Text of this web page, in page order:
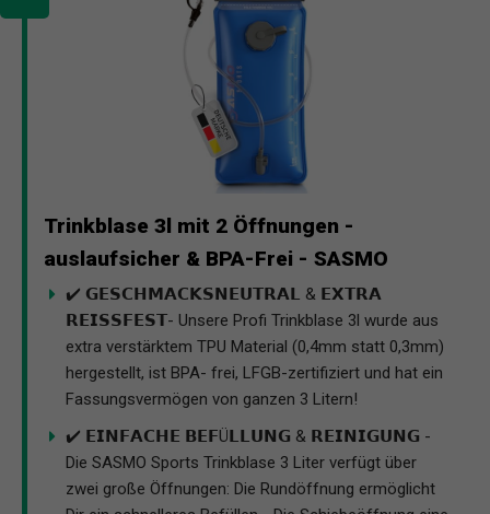
Trinkblase 3l mit 2 Öffnungen -
auslaufsicher & BPA-Frei - SASMO
✔️ 𝗚𝗘𝗦𝗖𝗛𝗠𝗔𝗖𝗞𝗦𝗡𝗘𝗨𝗧𝗥𝗔𝗟 & 𝗘𝗫𝗧𝗥𝗔
𝗥𝗘𝗜𝗦𝗦𝗙𝗘𝗦𝗧- Unsere Profi Trinkblase 3l wurde aus
extra verstärktem TPU Material (0,4mm statt 0,3mm)
hergestellt, ist BPA- frei, LFGB-zertifiziert und hat ein
Fassungsvermögen von ganzen 3 Litern!
✔️ 𝗘𝗜𝗡𝗙𝗔𝗖𝗛𝗘 𝗕𝗘𝗙Ü𝗟𝗟𝗨𝗡𝗚 & 𝗥𝗘𝗜𝗡𝗜𝗚𝗨𝗡𝗚 -
Die SASMO Sports Trinkblase 3 Liter verfügt über
zwei große Öffnungen: Die Rundöffnung ermöglicht